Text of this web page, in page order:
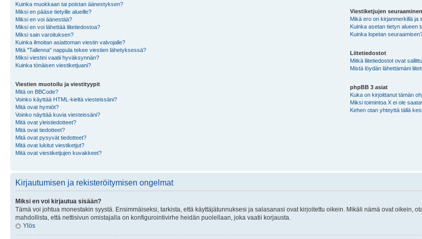
Kuinka muokkaan tai poistan äänestyksen?
Miksi en pääse tietyille alueille?
Miksi en voi äänestää?
Miksi en voi lähettää liitetiedostoa?
Miksi sain varoituksen?
Kuinka ilmoitan asiattoman viestin valvojalle?
Mitä "Tallenna" nappula tekee viestien lähetyksessä?
Miksi viestini vaatii hyväksynnän?
Kuinka tönäisen viestiketjuani?
Viestien muotoilu ja viestityypit
Mitä on BBCode?
Voinko käyttää HTML-kieltä viesteissäni?
Mitä ovat hymiöt?
Voinko näyttää kuvia viesteissäni?
Mitä ovat yleistiedotteet?
Mitä ovat tiedotteet?
Mitä ovat pysyvät tiedotteet?
Mitä ovat lukitut viestiketjut?
Mitä ovat viestiketjujen kuvakkeet?
Viestiketjujen
Mikä ero on kirjanmerkillä ja
Kuinka asetan tietyn alueen
Kuinka lopetan
Liitetiedostot
Mitkä liitetiedostot ovat
Mistä löydän lähettämäni
phpBB 3 asiat
Kuka on kirjoittanut tämän
Miksi toimintoa X ei ole
Kehen otan yhteyttä tällä
Kirjautumisen ja rekisteröitymisen ongelmat
Miksi en voi kirjautua sisään?
Tämä voi johtua monestakin syystä. Ensimmäiseksi, tarkista, että käyttäjätunnuksesi ja salasanasi ovat kirjoitettu oikein. Mikäli nämä ovat oikein,
mahdollista, että nettisivun omistajalla on konfigurointivirhe heidän puolellaan, joka vaatii korjausta.
Ylös